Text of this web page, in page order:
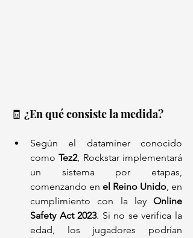
🧾 ¿En qué consiste la medida?
Según el dataminer conocido
como Tez2, Rockstar implementará
un sistema por etapas,
comenzando en el Reino Unido, en
cumplimiento con la ley Online
Safety Act 2023. Si no se verifica la
edad, los jugadores podrían